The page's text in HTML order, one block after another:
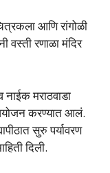
आणि रांगोळी
रणाळा मंदिर
नाईक मराठवाडा
आयोजन करण्यात आलं.
सुरु पर्यावरण
दिली.